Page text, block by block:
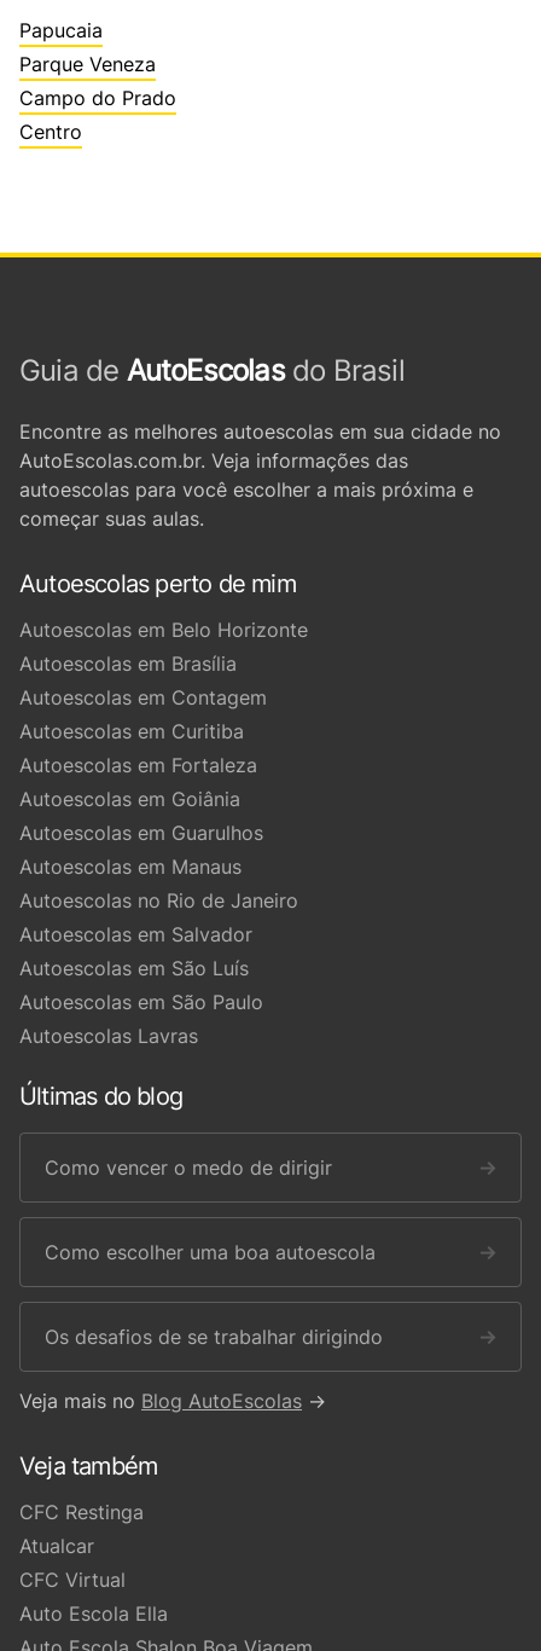
Papucaia
Parque Veneza
Campo do Prado
Centro
Guia de AutoEscolasdo Brasil
Encontre as melhores autoescolas em sua cidade no
AutoEscolas.com.br. Veja informações das
autoescolas para você escolher a mais próxima e
começar suas aulas.
Autoescolas perto de mim
Autoescolas em Belo Horizonte
Autoescolas em Brasília
Autoescolas em Contagem
Autoescolas em Curitiba
Autoescolas em Fortaleza
Autoescolas em Goiânia
Autoescolas em Guarulhos
Autoescolas em Manaus
Autoescolas no Rio de Janeiro
Autoescolas em Salvador
Autoescolas em São Luís
Autoescolas em São Paulo
Autoescolas Lavras
Últimas do blog
Como vencer o medo de dirigir →
Como escolher uma boa autoescola →
Os desafios de se trabalhar dirigindo →
Veja mais no Blog AutoEscolas →
Veja também
CFC Restinga
Atualcar
CFC Virtual
Auto Escola Ella